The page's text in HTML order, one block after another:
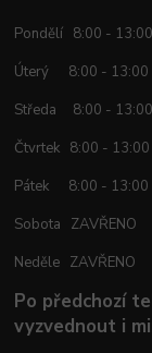
Pondělí 8:00 -
Úterý 8:00 - 13:00
Středa 8:00 -
Čtvrtek 8:00 - 13:00
Pátek 8:00 - 13:00
Sobota ZAVŘENO
Neděle ZAVŘENO
Po předchozí
vyzvednout i